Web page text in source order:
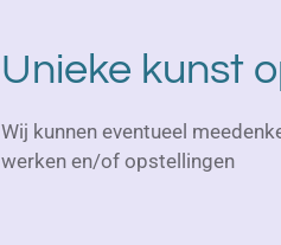
Unieke kunst
Wij kunnen eventueel
werken en/of opstellingen